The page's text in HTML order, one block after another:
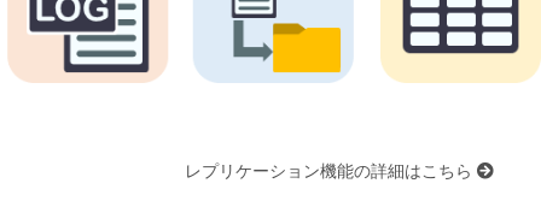
レプリケーション機能の詳細はこちら